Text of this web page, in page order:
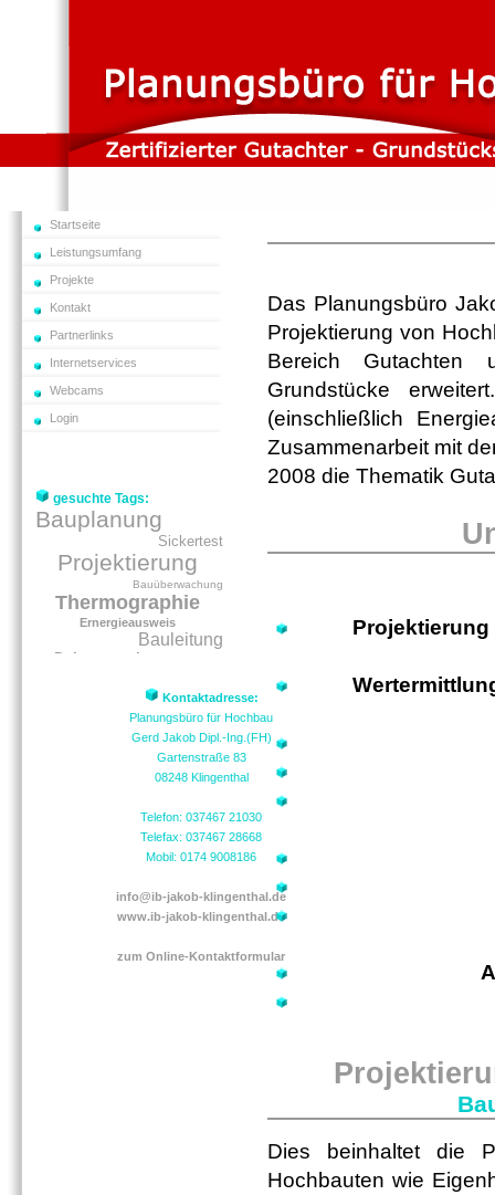
Startseite
Leistungsumfang
Projekte
Kontakt
Partnerlinks
Internetservices
Webcams
Login
gesuchte Tags:
Bauplanung
Sickertest
Projektierung
Bauüberwachung
Thermographie
Ernergieausweis
Bauleitung
Dokumentationen
Kontaktadresse:
Planungsbüro für Hochbau
Gerd Jakob Dipl.-Ing.(FH)
Gartenstraße 83
08248 Klingenthal
Telefon: 037467 21030
Telefax: 037467 28668
Mobil: 0174 9008186
info@ib-jakob-klingenthal.de
www.ib-jakob-klingenthal.de
zum Online-Kontaktformular
Das Planungsbüro
Projektierung von
Bereich Gutachten
Grundstücke
(einschließlich
Zusammenarbeit mit
2008 die Thematik
Dies beinhaltet die
Hochbauten wie